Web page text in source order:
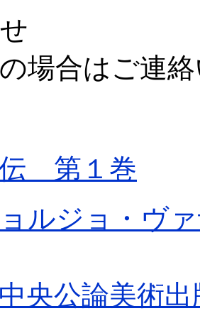
の場合はご連
第１巻
ルジョ・ヴ
中央公論美術出